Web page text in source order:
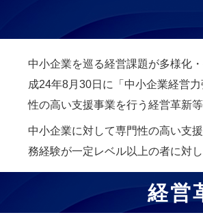
中小企業を巡る経営課題が多様化
成24年8月30日に「中小企業経営
性の高い支援事業を行う経営革新
中小企業に対して専門性の高い支
務経験が一定レベル以上の者に対
経営